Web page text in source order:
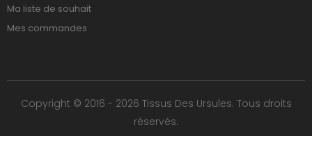
Ma liste de souhait
Mes commandes
Copyright © 2016 - 2026 Tissus Des Ursules. Tous droits
réservés.